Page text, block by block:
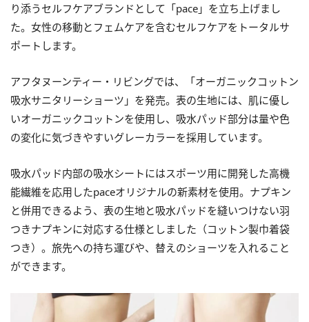
り添うセルフケアブランドとして「pace」を立ち上げまし
た。女性の移動とフェムケアを含むセルフケアをトータルサ
ポートします。
アフタヌーンティー・リビングでは、「オーガニックコットン
吸水サニタリーショーツ」を発売。表の生地には、肌に優し
いオーガニックコットンを使用し、吸水パッド部分は量や色
の変化に気づきやすいグレーカラーを採用しています。
吸水パッド内部の吸水シートにはスポーツ用に開発した高機
能繊維を応用したpaceオリジナルの新素材を使用。ナプキン
と併用できるよう、表の生地と吸水パッドを縫いつけない羽
つきナプキンに対応する仕様としました（コットン製巾着袋
つき）。旅先への持ち運びや、替えのショーツを入れること
ができます。